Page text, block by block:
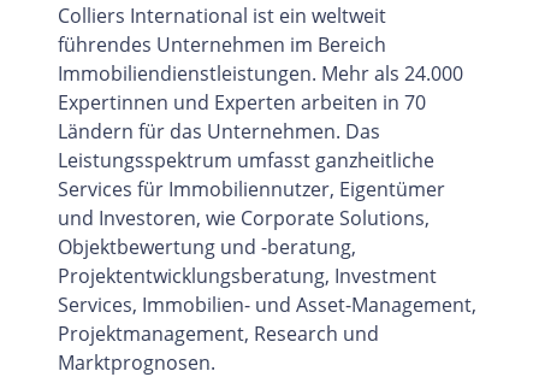
Colliers International ist ein weltweit
führendes Unternehmen im Bereich
Immobiliendienstleistungen. Mehr als 24.000
Expertinnen und Experten arbeiten in 70
Ländern für das Unternehmen. Das
Leistungsspektrum umfasst ganzheitliche
Services für Immobiliennutzer, Eigentümer
und Investoren, wie Corporate Solutions,
Objektbewertung und -beratung,
Projektentwicklungsberatung, Investment
Services, Immobilien- und Asset-Management,
Projektmanagement, Research und
Marktprognosen.